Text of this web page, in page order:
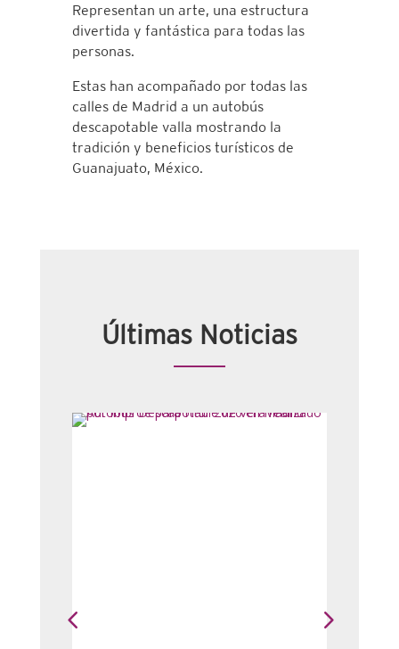
Representan un arte, una estructura
divertida y fantástica para todas las
personas.
Estas han acompañado por todas las
calles de Madrid a un autobús
descapotable valla mostrando la
tradición y beneficios turísticos de
Guanajuato, México.
Últimas Noticias